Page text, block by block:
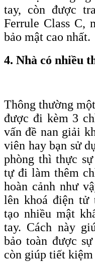
tay, còn được
Ferrule Class C,
bảo mật cao nhất.
4. Nhà có nhiều
Thông thường
được đi kèm 3
vấn đề nan giải
viên hay bạn sử
phòng thì thực
tự đi làm thêm
hoàn cảnh như
lên khoá điện tử
tạo nhiều mật
tay. Cách này
bảo toàn được
còn giúp tiết